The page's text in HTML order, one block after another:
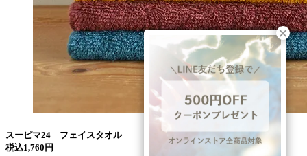
スーピマ24 フェイスタオル
税込1,760円